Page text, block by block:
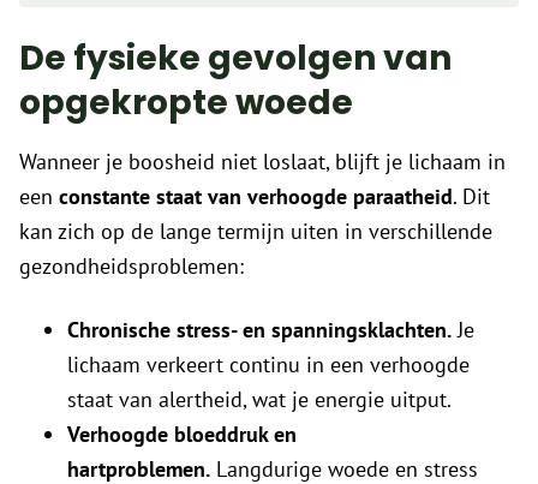
De fysieke gevolgen van
opgekropte woede
Wanneer je boosheid niet loslaat, blijft je lichaam in
een constante staat van verhoogde paraatheid. Dit
kan zich op de lange termijn uiten in verschillende
gezondheidsproblemen:
Chronische stress- en spanningsklachten.Je
lichaam verkeert continu in een verhoogde
staat van alertheid, wat je energie uitput.
Verhoogde bloeddruk en
hartproblemen. Langdurige woede en stress